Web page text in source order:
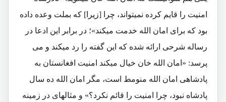
امنیت را قایم کرده نمیتواند، چرا [زیرا] که بملت وعده داده
بود که برای امان الله خدمت میکند»؛ در برابر این ادعا در
رساله شرحی ارائه شده که این گفته را رد میکند و می
پرسد: «امان الله خان خیال میکند امنیت افغانستان به
پادشاهی امان الله منومط است، مگر امان الله ده سال
پادشاه نبود، چرا امنیت را قائم نکرد؟» و مثالهای در زمینه